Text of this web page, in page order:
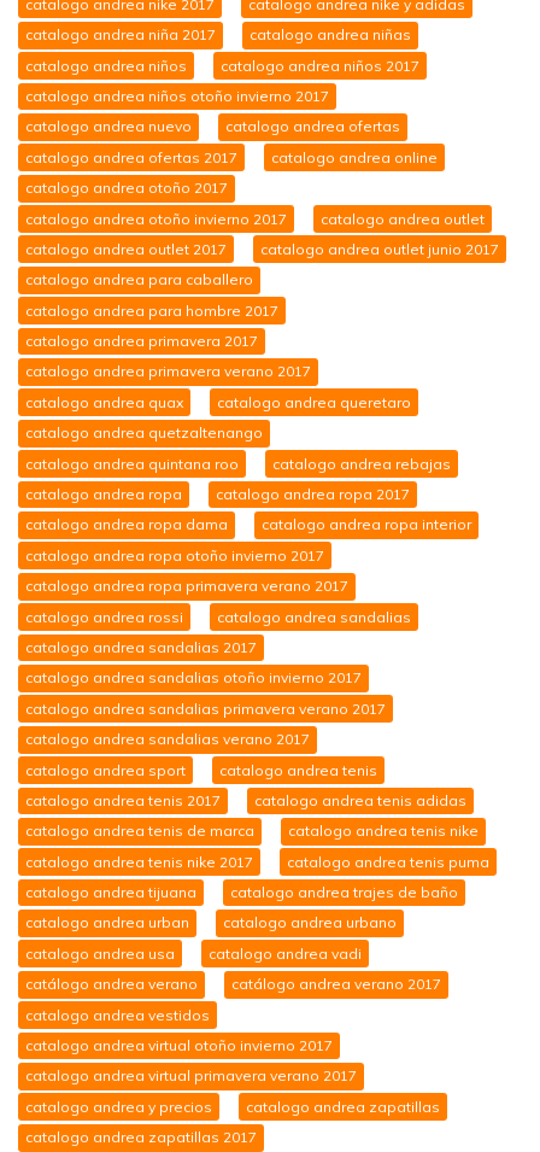
catalogo andrea nike 2017
catalogo andrea nike y adidas
catalogo andrea niña 2017
catalogo andrea niñas
catalogo andrea niños
catalogo andrea niños 2017
catalogo andrea niños otoño invierno 2017
catalogo andrea nuevo
catalogo andrea ofertas
catalogo andrea ofertas 2017
catalogo andrea online
catalogo andrea otoño 2017
catalogo andrea otoño invierno 2017
catalogo andrea outlet
catalogo andrea outlet 2017
catalogo andrea outlet junio 2017
catalogo andrea para caballero
catalogo andrea para hombre 2017
catalogo andrea primavera 2017
catalogo andrea primavera verano 2017
catalogo andrea quax
catalogo andrea queretaro
catalogo andrea quetzaltenango
catalogo andrea quintana roo
catalogo andrea rebajas
catalogo andrea ropa
catalogo andrea ropa 2017
catalogo andrea ropa dama
catalogo andrea ropa interior
catalogo andrea ropa otoño invierno 2017
catalogo andrea ropa primavera verano 2017
catalogo andrea rossi
catalogo andrea sandalias
catalogo andrea sandalias 2017
catalogo andrea sandalias otoño invierno 2017
catalogo andrea sandalias primavera verano 2017
catalogo andrea sandalias verano 2017
catalogo andrea sport
catalogo andrea tenis
catalogo andrea tenis 2017
catalogo andrea tenis adidas
catalogo andrea tenis de marca
catalogo andrea tenis nike
catalogo andrea tenis nike 2017
catalogo andrea tenis puma
catalogo andrea tijuana
catalogo andrea trajes de baño
catalogo andrea urban
catalogo andrea urbano
catalogo andrea usa
catalogo andrea vadi
catálogo andrea verano
catálogo andrea verano 2017
catalogo andrea vestidos
catalogo andrea virtual otoño invierno 2017
catalogo andrea virtual primavera verano 2017
catalogo andrea y precios
catalogo andrea zapatillas
catalogo andrea zapatillas 2017